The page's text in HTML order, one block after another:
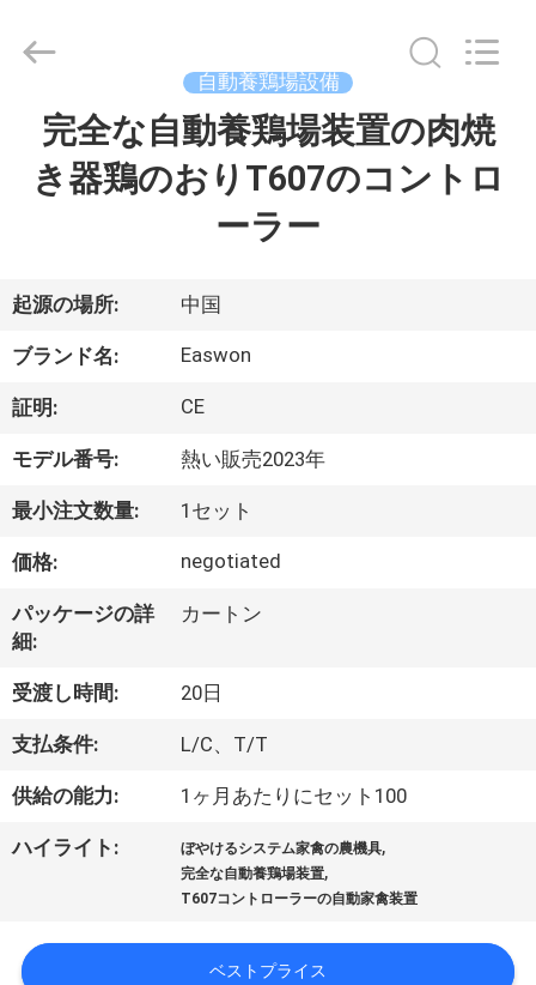
ダ
ク
ト
私
に
つ
い
て
工
場
行
2026
自動養鶏場設備
完全な自動養鶏場装置の肉焼
き器鶏のおりT607のコントロ
ーラー
起源の場所: 中国
ブランド名: Easwon
証明: CE
モデル番号: 熱い販売2023年
最小注文数量: 1セット
価格: negotiated
パッケージの詳
細:
カートン
受渡し時間: 20日
支払条件: L/C、T/T
供給の能力: 1ヶ月あたりにセット100
ハイライト: ぼやけるシステム家禽の農機具,
完全な自動養鶏場装置,
T607コントローラーの自動家禽装置
ベストプライス